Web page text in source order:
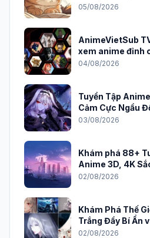
05/08/2026
AnimeVietSub
xem anime đỉnh
04/08/2026
Tuyển Tập
Cảm Cực Ngầu
03/08/2026
Khám phá 88+
Anime 3D, 4K
02/08/2026
Khám Phá Thế
Trắng Đầy Bí Ẩn
02/08/2026